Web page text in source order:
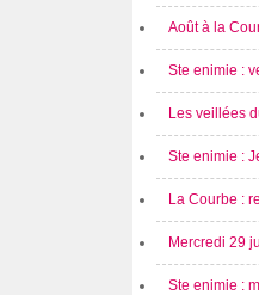
Août à la
Ste enimie :
Les veillées
Ste enimie :
La Courbe :
Mercredi 29
Ste enimie :